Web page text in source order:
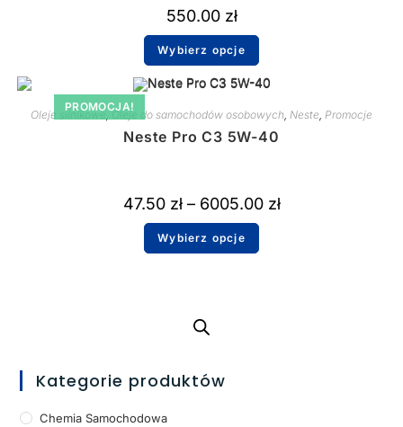
550.00 zł
Wybierz opcje
PROMOCJA!
Oleje silnikowe ,Oleje do samochodów osobowych Neste Promocje
Neste Pro C3 5W-40
47.50 zł – 6005.00 zł
Wybierz opcje
Kategorie produktów
Chemia Samochodowa